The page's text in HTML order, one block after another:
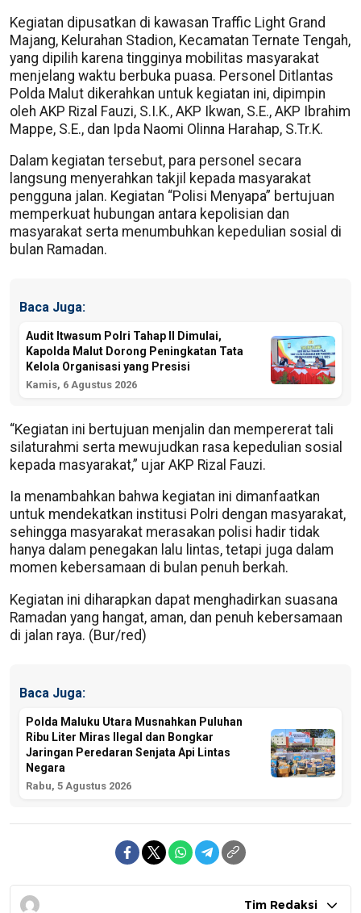
Kegiatan dipusatkan di kawasan Traffic Light Grand
Majang, Kelurahan Stadion, Kecamatan Ternate Tengah,
yang dipilih karena tingginya mobilitas masyarakat
menjelang waktu berbuka puasa. Personel Ditlantas
Polda Malut dikerahkan untuk kegiatan ini, dipimpin
oleh AKP Rizal Fauzi, S.I.K., AKP Ikwan, S.E., AKP Ibrahim
Mappe, S.E., dan Ipda Naomi Olinna Harahap, S.Tr.K.
Dalam kegiatan tersebut, para personel secara
langsung menyerahkan takjil kepada masyarakat
pengguna jalan. Kegiatan “Polisi Menyapa” bertujuan
memperkuat hubungan antara kepolisian dan
masyarakat serta menumbuhkan kepedulian sosial di
bulan Ramadan.
Baca Juga:
Audit Itwasum Polri Tahap II Dimulai,
Kapolda Malut Dorong Peningkatan Tata
Kelola Organisasi yang Presisi
Kamis, 6 Agustus 2026
“Kegiatan ini bertujuan menjalin dan mempererat tali
silaturahmi serta mewujudkan rasa kepedulian sosial
kepada masyarakat,” ujar AKP Rizal Fauzi.
Ia menambahkan bahwa kegiatan ini dimanfaatkan
untuk mendekatkan institusi Polri dengan masyarakat,
sehingga masyarakat merasakan polisi hadir tidak
hanya dalam penegakan lalu lintas, tetapi juga dalam
momen kebersamaan di bulan penuh berkah.
Kegiatan ini diharapkan dapat menghadirkan suasana
Ramadan yang hangat, aman, dan penuh kebersamaan
di jalan raya. (Bur/red)
Baca Juga:
Polda Maluku Utara Musnahkan Puluhan
Ribu Liter Miras Ilegal dan Bongkar
Jaringan Peredaran Senjata Api Lintas
Negara
Rabu, 5 Agustus 2026
Tim Redaksi